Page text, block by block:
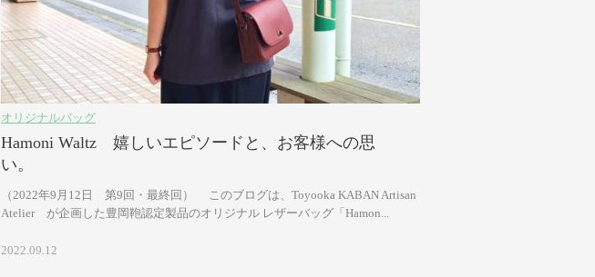
オリジナルバッグ
Hamoni Waltz 嬉しいエピソードと、お客様への思
い。
（2022年9月12日 第9回・最終回） このブログは、Toyooka KABAN Artisan
Atelier が企画した豊岡鞄認定製品のオリジナル レザーバッグ「Hamon...
2022.09.12